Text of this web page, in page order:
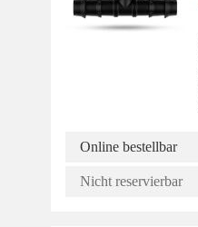
Online bestellbar
Nicht reservierbar